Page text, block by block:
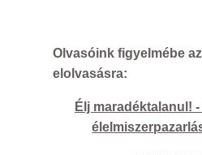
Olvasóink figyelmébe
elolvasásra:
Élj maradéktalanul!